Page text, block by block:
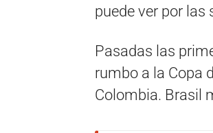
puede ver por las
Pasadas las
rumbo a la Copa
Colombia. Brasil